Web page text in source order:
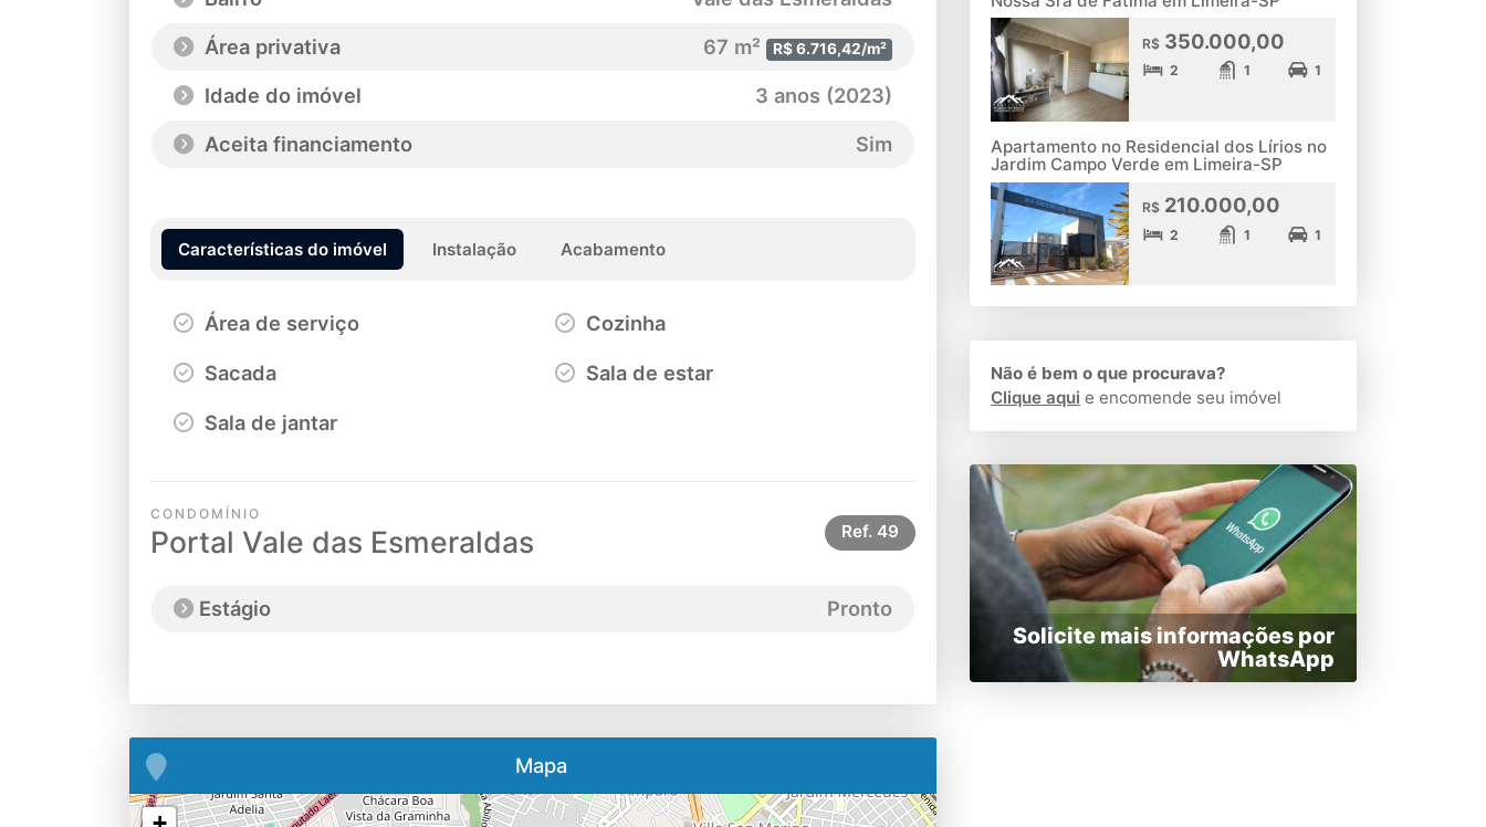
Área privativa
67 m² R$ 6.716,42/m²
Idade do imóvel
3 anos (2023)
Aceita financiamento
Sim
Características do imóvel Instalação Acabamento
Área de serviço Cozinha
Sacada Sala de estar
Sala de jantar
CONDOMÍNIO
Portal Vale das Esmeraldas Ref. 49
Estágio Pronto
Mapa
R$350.000,00
2 1 1
Apartamento no Residencial dos Lírios no
Jardim Campo Verde em Limeira-SP
R$210.000,00
2 1 1
Não é bem o que procurava?
Clique aqui e encomende seu imóvel
Solicite mais informações por
WhatsApp